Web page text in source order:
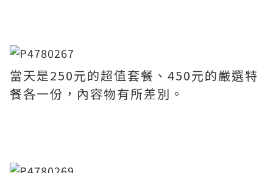
當天是250元的超值套餐、450元的嚴選特
餐各一份，內容物有所差別。